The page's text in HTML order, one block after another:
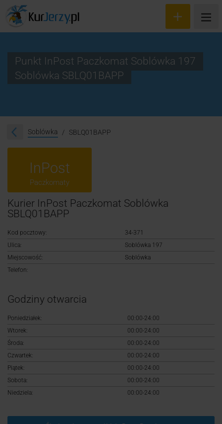
Śledzenie przesyłki
Rejestracja
Punkt InPost Paczkomat Soblówka 197
Soblówka SBLQ01BAPP
Soblówka SBLQ01BAPP
InPost
Paczkomaty
Kurier InPost Paczkomat Soblówka
SBLQ01BAPP
Kod pocztowy:
34-371
Ulica:
Soblówka 197
Miejscowość:
Soblówka
Telefon:
Godziny otwarcia
Poniedziałek:
00:00-24:00
Wtorek:
00:00-24:00
Środa:
00:00-24:00
Czwartek:
00:00-24:00
Piątek:
00:00-24:00
Sobota:
00:00-24:00
Niedziela:
00:00-24:00